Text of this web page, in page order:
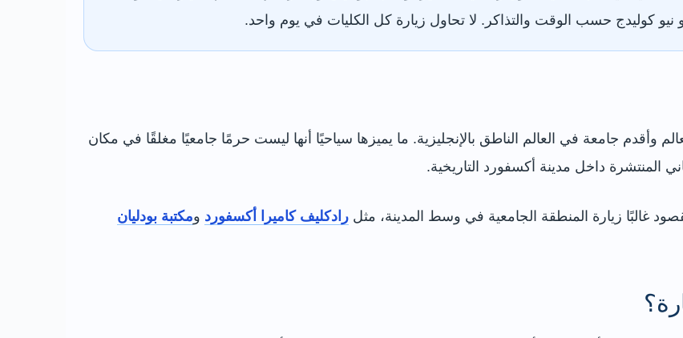
كوليدج حسب الوقت والتذاكر. لا تحاول زيارة كل الكليات في يوم واحد.
جامعة في العالم الناطق بالإنجليزية. ما يميزها سياحيًا أنها ليست حرمًا جامعيًا مغلقًا في مكان
المنتشرة داخل مدينة أكسفورد التاريخية.
غالبًا زيارة المنطقة الجامعية في وسط المدينة، مثل رادكليف كاميرا أكسفورد ومكتبة بودليان